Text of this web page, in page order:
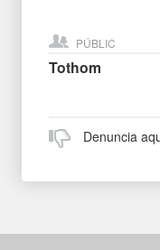
PÚBLIC
Tothom
Denuncia